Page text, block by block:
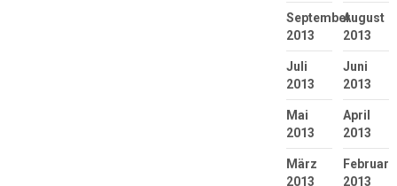
September
2013
August
2013
Juli
2013
Juni
2013
Mai
2013
April
2013
März
2013
Februar
2013